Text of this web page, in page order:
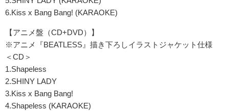
6.Kiss x Bang Bang! (KARAOKE)
【アニメ盤（CD+DVD）】
※アニメ『BEATLESS』描き下ろしイラストジャケット仕様
＜CD＞
1.Shapeless
2.SHINY LADY
3.Kiss x Bang Bang!
4.Shapeless (KARAOKE)